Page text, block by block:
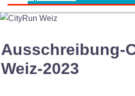
Ausschreibung-
Weiz-2023